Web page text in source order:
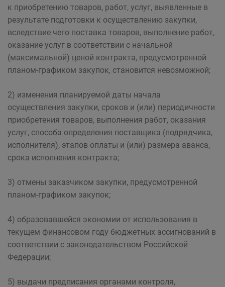
к приобретению товаров, работ, услуг, выявленные в
результате подготовки к осуществлению закупки,
вследствие чего поставка товаров, выполнение работ,
оказание услуг в соответствии с начальной
(максимальной) ценой контракта, предусмотренной
планом-графиком закупок, становится невозможной;
2) изменения планируемой даты начала
осуществления закупки, сроков и (или) периодичности
приобретения товаров, выполнения работ, оказания
услуг, способа определения поставщика (подрядчика,
исполнителя), этапов оплаты и (или) размера аванса,
срока исполнения контракта;
3) отмены заказчиком закупки, предусмотренной
планом-графиком закупок;
4) образовавшейся экономии от использования в
текущем финансовом году бюджетных ассигнований в
соответствии с законодательством Российской
Федерации;
5) выдачи предписания органами контроля,